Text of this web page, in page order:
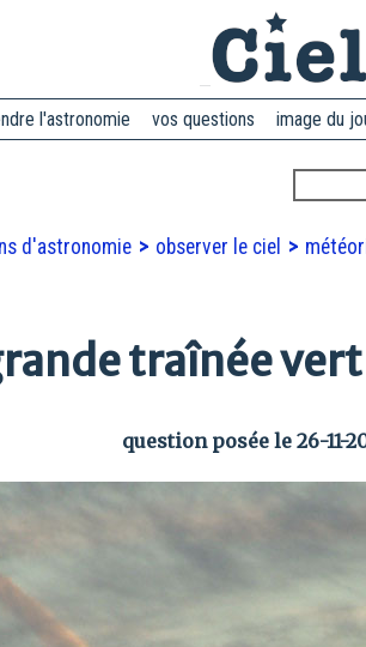
l'astronomie vos questions image du
d'astronomie observer le ciel
traînée
question posée le 26-11-